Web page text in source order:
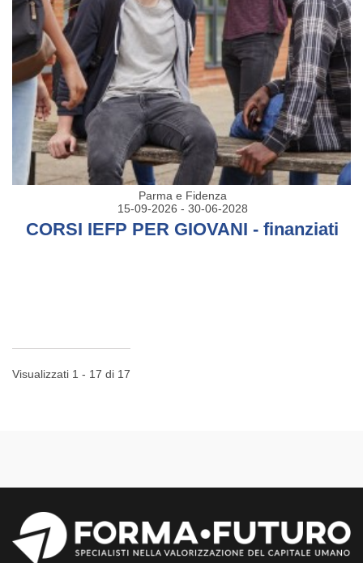
Parma e Fidenza
15-09-2026 - 30-06-2028
CORSI IEFP PER GIOVANI - finanziati
Visualizzati 1 - 17 di 17